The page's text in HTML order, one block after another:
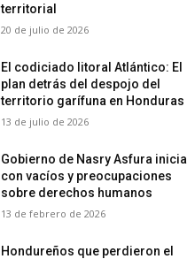
territorial
20 de julio de 2026
El codiciado litoral Atlántico: El
plan detrás del despojo del
territorio garífuna en Honduras
13 de julio de 2026
Gobierno de Nasry Asfura inicia
con vacíos y preocupaciones
sobre derechos humanos
13 de febrero de 2026
Hondureños que perdieron el